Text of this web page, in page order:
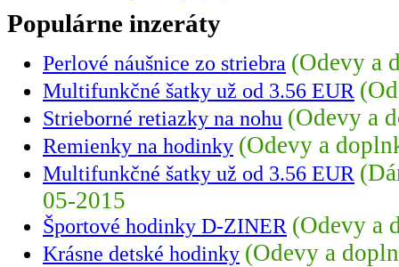
Populárne inzeráty
Perlové náušnice zo striebra (Odevy a
Multifunkčné šatky už od 3.56 EUR
Strieborné retiazky na nohu (Odevy a
Remienky na hodinky (Odevy a
Multifunkčné šatky už od 3.56 EUR
05-2015
Športové hodinky D-ZINER (Odevy a
Krásne detské hodinky (Odevy a